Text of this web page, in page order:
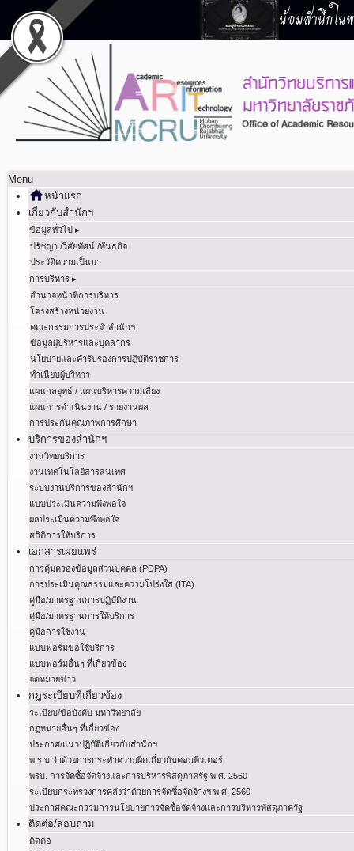
น้อมสำนึกใน
Menu
หน้าแรก
เกี่ยวกับสำนักฯ
ข้อมูลทั่วไป ▸
ปรัชญา /วิสัยทัศน์ /พันธกิจ
ประวัติความเป็นมา
การบริหาร ▸
อำนาจหน้าที่การบริหาร
โครงสร้างหน่วยงาน
คณะกรรมการประจำสำนักฯ
ข้อมูลผู้บริหารและบุคลากร
นโยบายและคำรับรองการปฏิบัติราชการ
ทำเนียบผู้บริหาร
แผนกลยุทธ์ / แผนบริหารความเสี่ยง
แผนการดำเนินงาน / รายงานผล
การประกันคุณภาพการศึกษา
บริการของสำนักฯ
งานวิทยบริการ
งานเทคโนโลยีสารสนเทศ
ระบบงานบริการของสำนักฯ
แบบประเมินความพึงพอใจ
ผลประเมินความพึงพอใจ
สถิติการให้บริการ
เอกสารเผยแพร่
การคุ้มครองข้อมูลส่วนบุคคล (PDPA)
การประเมินคุณธรรมและความโปร่งใส (ITA)
คู่มือ/มาตรฐานการปฏิบัติงาน
คู่มือ/มาตรฐานการให้บริการ
คู่มือการใช้งาน
แบบฟอร์มขอใช้บริการ
แบบฟอร์มอื่นๆ ที่เกี่ยวข้อง
จดหมายข่าว
กฎระเบียบที่เกี่ยวข้อง
ระเบียบ/ข้อบังคับ มหาวิทยาลัย
กฏหมายอื่นๆ ที่เกี่ยวข้อง
ประกาศ/แนวปฏิบัติเกี่ยวกับสำนักฯ
พ.ร.บ.ว่าด้วยการกระทําความผิดเกี่ยวกับคอมพิวเตอร์
พรบ. การจัดซื้อจัดจ้างและการบริหารพัสดุภาครัฐ พ.ศ. 2560
ระเบียบกระทรวงการคลังว่าด้วยการจัดซื้อจัดจ้างฯ พ.ศ. 2560
ประกาศคณะกรรมการนโยบายการจัดซื้อจัดจ้างและการบริหารพัสดุภาครัฐ
ติดต่อ/สอบถาม
ติดต่อ